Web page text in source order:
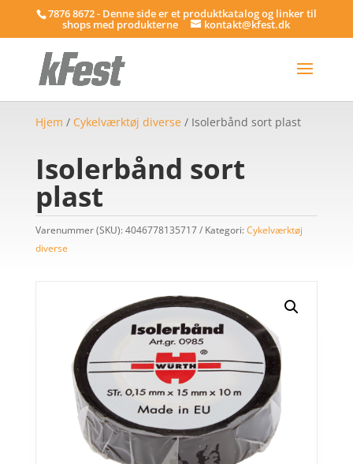
7876 8672 - Denne side er et produktkatalog og linker til
shops med produkterne kontakt@kfest.dk
Hjem / Cykelværktøj diverse / Isolerbånd sort plast
Isolerbånd sort
plast
Varenummer (SKU):4046778135717 Kategori:Cykelværktøj
diverse